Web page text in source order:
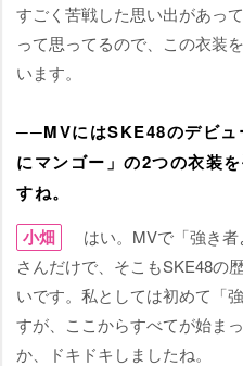
すごく苦戦した思い出があっ
って思ってるので、この衣装
います。
──MVにはSKE48のデビュ
にマンゴー」の2つの衣装
すね。
小畑
はい。MVで「強き者
さんだけで、そこもSKE48の
いです。私としては初めて「
すが、ここからすべてが始ま
か、ドキドキしましたね。